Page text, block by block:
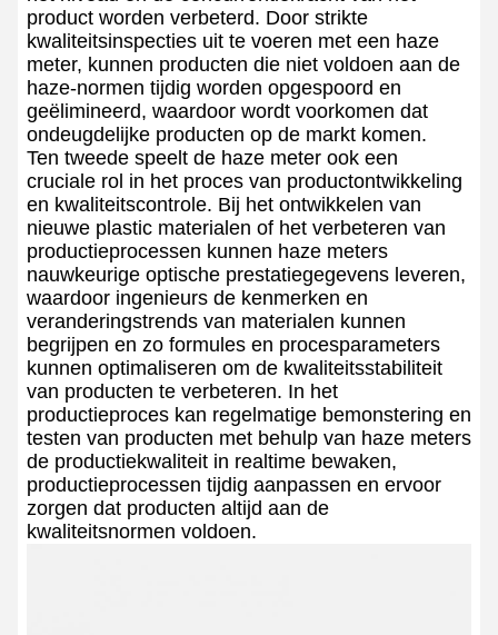
product worden verbeterd. Door strikte
kwaliteitsinspecties uit te voeren met een haze
meter, kunnen producten die niet voldoen aan de
haze-normen tijdig worden opgespoord en
geëlimineerd, waardoor wordt voorkomen dat
ondeugdelijke producten op de markt komen.
Ten tweede speelt de haze meter ook een
cruciale rol in het proces van productontwikkeling
en kwaliteitscontrole. Bij het ontwikkelen van
nieuwe plastic materialen of het verbeteren van
productieprocessen kunnen haze meters
nauwkeurige optische prestatiegegevens leveren,
waardoor ingenieurs de kenmerken en
veranderingstrends van materialen kunnen
begrijpen en zo formules en procesparameters
kunnen optimaliseren om de kwaliteitsstabiliteit
van producten te verbeteren. In het
productieproces kan regelmatige bemonstering en
testen van producten met behulp van haze meters
de productiekwaliteit in realtime bewaken,
productieprocessen tijdig aanpassen en ervoor
zorgen dat producten altijd aan de
kwaliteitsnormen voldoen.